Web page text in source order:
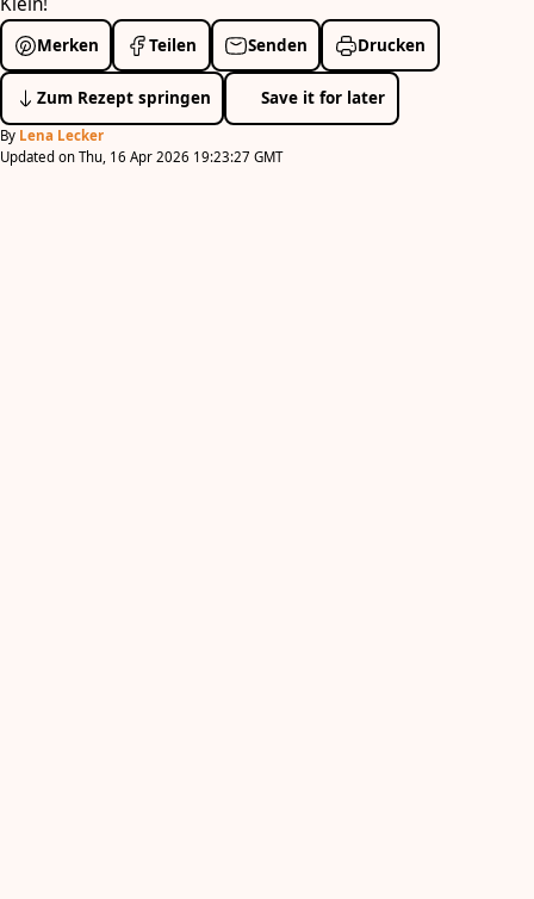
Merken Teilen Senden Drucken
Zum Rezept springen Save it for later
By Lena Lecker
Updated on Thu, 16 Apr 2026 19:23:27 GMT